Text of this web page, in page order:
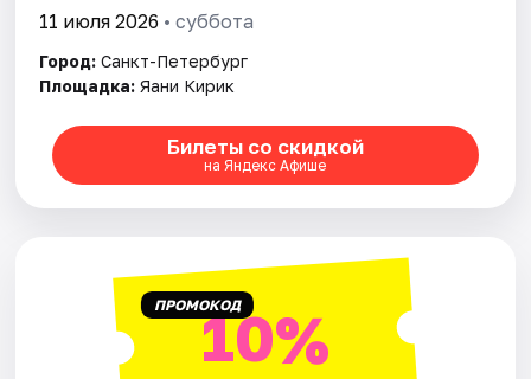
11 июля 2026 • суббота
Город: Санкт-Петербург
Площадка: Яани Кирик
Билеты со скидкой
на Яндекс Афише
ПРОМОКОД10%